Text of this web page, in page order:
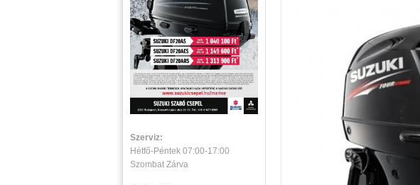
Szerviz:
Hétfő-Péntek 07:00-17:00
Szombat Zárva